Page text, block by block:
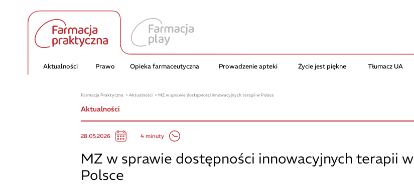
Aktualności Prawo Opieka farmaceutyczna Prowadzenie apteki Życie jest piękne Tłumacz UA
Farmacja Praktyczna Aktualności MZ w sprawie dostępności innowacyjnych terapii w Polsce
Aktualności
28.05.2026 4 minuty
MZ w sprawie dostępności innowacyjnych terapii w
Polsce